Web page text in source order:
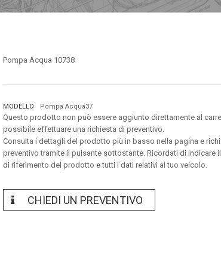
Pompa Acqua 10738
MODELLO Pompa Acqua37
Questo prodotto non può essere aggiunto direttamente al
possibile effettuare una richiesta di preventivo.
Consulta i dettagli del prodotto più in basso nella pagina e
preventivo tramite il pulsante sottostante. Ricordati di indicare
di riferimento del prodotto e tutti i dati relativi al tuo veicolo.
CHIEDI UN PREVENTIVO